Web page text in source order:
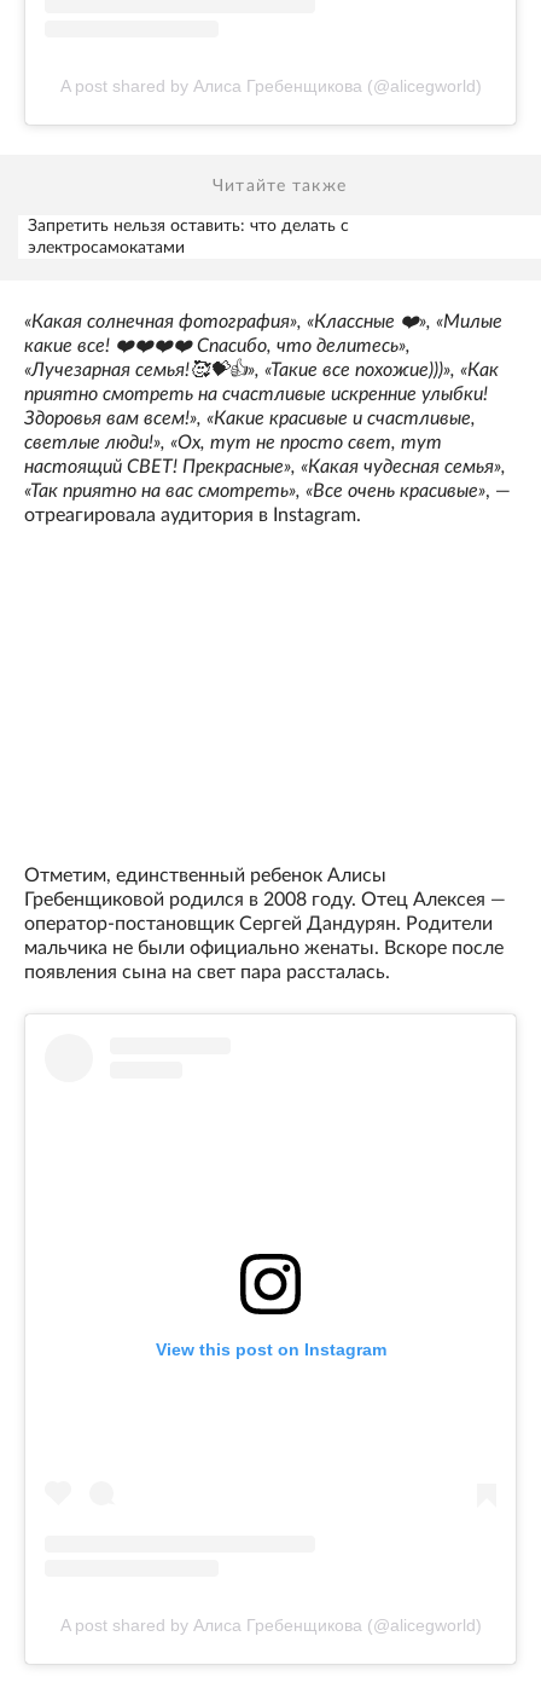
A post shared by Алиса Гребенщикова (@alicegworld)
Читайте также
Запретить нельзя оставить: что делать с
электросамокатами
«Какая солнечная фотография», «Классные ❤️», «Милые
какие все! ❤️❤️❤️❤️ Спасибо, что делитесь»,
«Лучезарная семья!🥰💝👍», «Такие все похожие)))», «Как
приятно смотреть на счастливые искренние улыбки!
Здоровья вам всем!», «Какие красивые и счастливые,
светлые люди!», «Ох, тут не просто свет, тут
настоящий СВЕТ! Прекрасные», «Какая чудесная семья»,
«Так приятно на вас смотреть», «Все очень красивые», —
отреагировала аудитория в Instagram.
Отметим, единственный ребенок Алисы
Гребенщиковой родился в 2008 году. Отец Алексея —
оператор-постановщик Сергей Дандурян. Родители
мальчика не были официально женаты. Вскоре после
появления сына на свет пара рассталась.
View this post on Instagram
A post shared by Алиса Гребенщикова (@alicegworld)